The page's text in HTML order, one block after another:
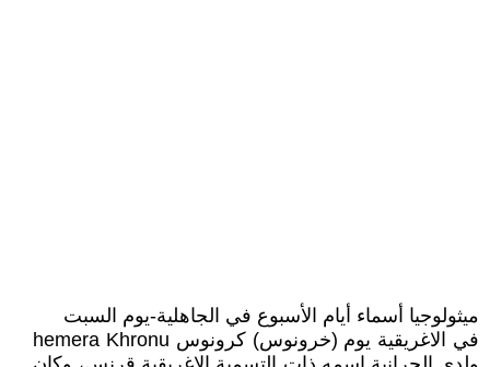
ميثولوجيا أسماء أيام الأسبوع في الجاهلية-يوم السبت
في الاغريقية يوم (خرونوس) كرونوس hemera Khronu